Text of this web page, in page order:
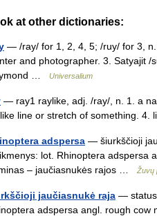
at other dictionaries:
— /ray/ for 1, 2, 4, 5; /ruy/ for 3, n.
and photographer. 3. Satyajit
…
Universalium
— ray1 raylike, adj. /ray/, n. 1. a
line or stretch of something.
adspersa — šiurkščioji
lot. Rhinoptera adspersa
– jaučiasnukės rajos …
Žuvų
jaučiasnukė raja —
adspersa angl. rough